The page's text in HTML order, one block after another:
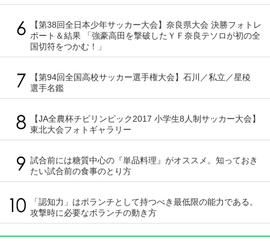
【第38回全日本少年サッカー大会】奈良県大会 決勝フォトレ
ポート＆結果 「強豪高田を撃破したＹＦ奈良テソロが初の全
国切符をつかむ！」
【第94回全国高校サッカー選手権大会】石川／私立／星稜
選手名鑑
【JA全農杯チビリンピック2017 小学生8人制サッカー大会】
東北大会フォトギャラリー
試合前には糖質中心の『単品料理』がオススメ。知っておき
たい試合前の食事のとり方
「認知力」はボランチとして持つべき最低限の能力である。
攻撃時に必要なボランチの動き方